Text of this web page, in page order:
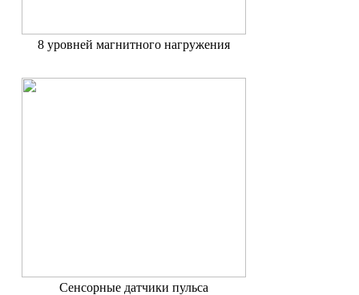
8 уровней магнитного нагружения
Сенсорные датчики пульса